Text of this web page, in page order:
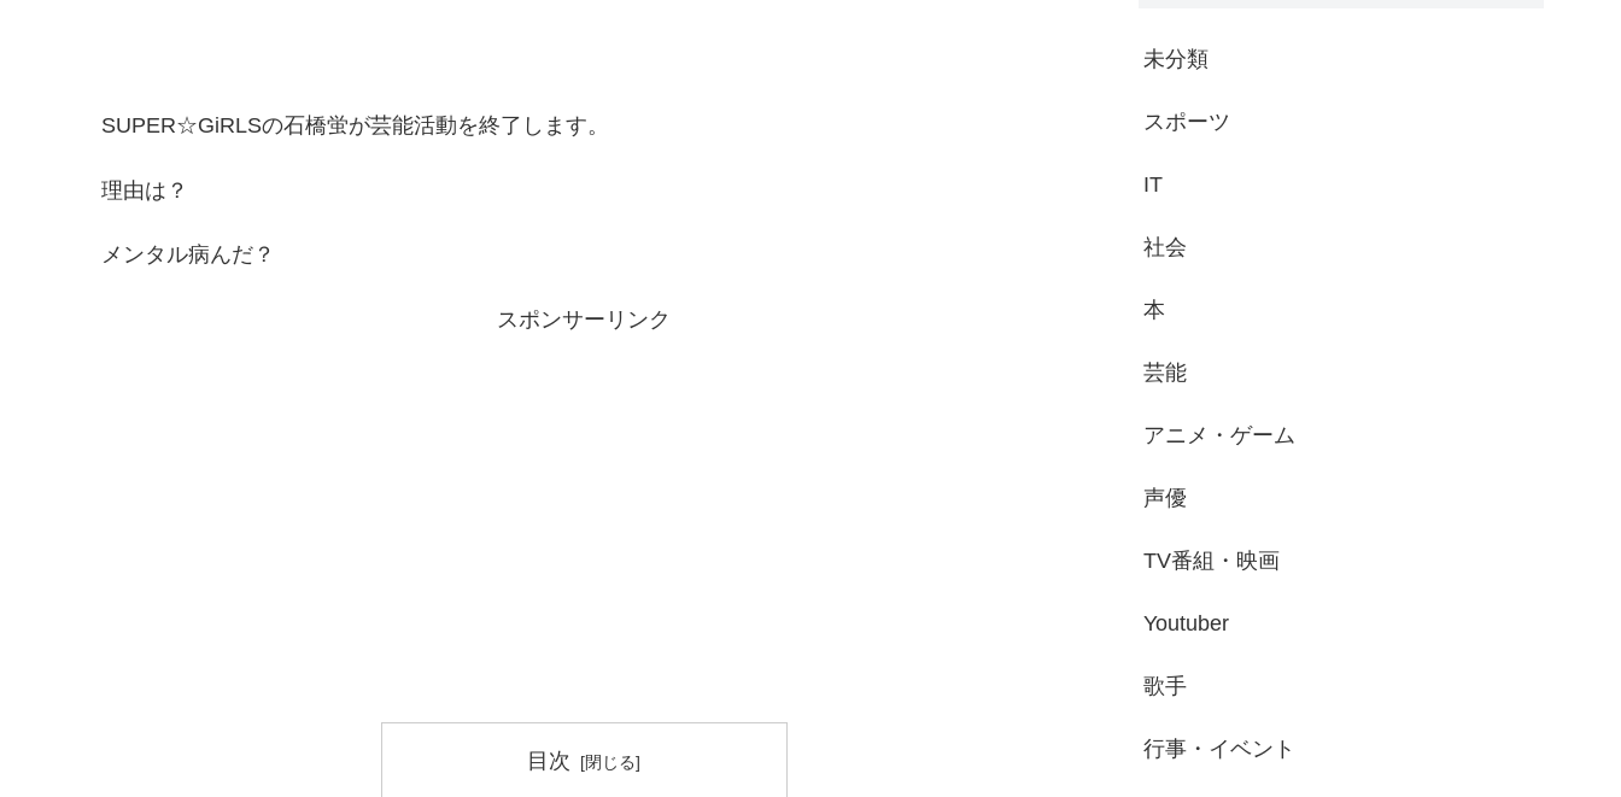
SUPER☆GiRLSの石橋蛍が芸能活動を終了します。
理由は？
メンタル病んだ？
スポンサーリンク
目次
未分類
スポーツ
IT
社会
本
芸能
アニメ・ゲーム
声優
TV番組・映画
Youtuber
歌手
行事・イベント